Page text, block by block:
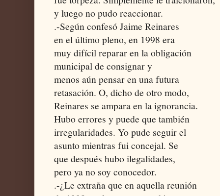
y luego no pudo reaccionar.
.-Según confesó Jaime Reinares
en el último pleno, en 1998 era
muy difícil reparar en la obligación
municipal de consignar y
menos aún pensar en una futura
retasación. O, dicho de otro modo,
Reinares se ampara en la ignorancia.
Hubo errores y puede que también
irregularidades. Yo pude seguir el
asunto mientras fui concejal. Se
que después hubo ilegalidades,
pero ya no soy conocedor.
.-¿Le extraña que en aquella reunión